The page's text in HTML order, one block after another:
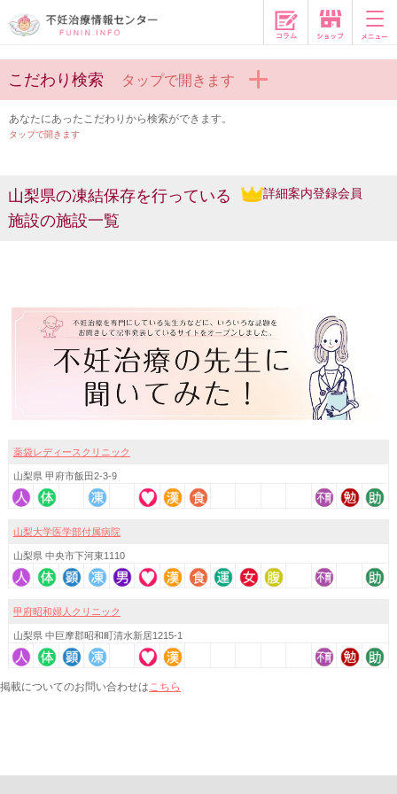
コラム
こだわり検索 タップで開きます
あなたにあったこだわりから検索ができます。
タップで開きます
山梨県の凍結保存を行っている
施設の施設一覧
詳細案内登録会員
薬袋レディースクリニック
山梨県 甲府市飯田2-3-9
山梨大学医学部付属病院
山梨県 中央市下河東1110
甲府昭和婦人クリニック
山梨県 中巨摩郡昭和町清水新居1215-1
掲載についてのお問い合わせは こちら